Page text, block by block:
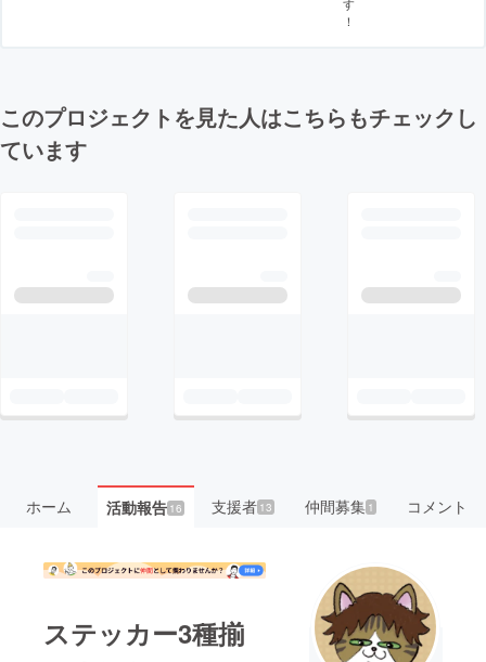
！
このプロジェクトを見た人はこちらもチェックし
ています
ホーム 活動報告16 支援者 13 仲間募集 1 コメント
ステッカー3種揃